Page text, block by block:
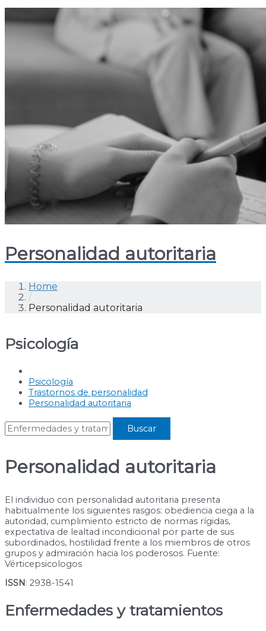
Personalidad autoritaria
Home
/
Personalidad autoritaria
Psicología
Psicología
Trastornos de personalidad
Personalidad autoritaria
Personalidad autoritaria
El individuo con personalidad autoritaria presenta
habitualmente los siguientes rasgos: obediencia ciega a la
autoridad, cumplimiento estricto de normas rígidas,
expectativa de lealtad incondicional por parte de sus
subordinados, hostilidad frente a los miembros de otros
grupos y admiración hacia los poderosos. Fuente:
Vérticepsicologos
ISSN: 2938-1541
Enfermedades y tratamientos